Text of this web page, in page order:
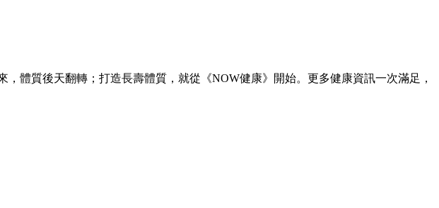
體質後天翻轉；打造長壽體質，就從《NOW健康》開始。更多健康資訊一次滿足，